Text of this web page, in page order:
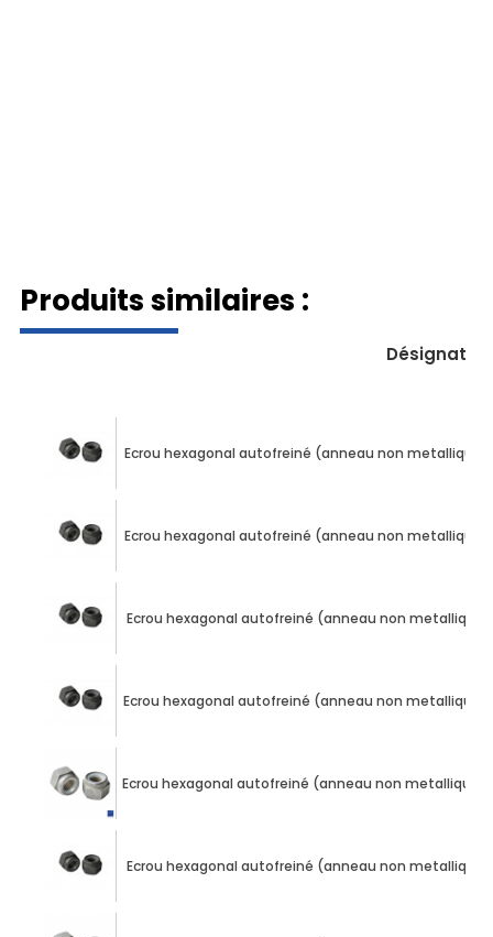
Produits similaires :
Ecrou hexagonal autofreiné (anneau non metallique)
Ecrou hexagonal autofreiné (anneau non metallique)
Ecrou hexagonal autofreiné (anneau non metallique)
Ecrou hexagonal autofreiné (anneau non metallique)
Ecrou hexagonal autofreiné (anneau non metallique)
Ecrou hexagonal autofreiné (anneau non metallique)